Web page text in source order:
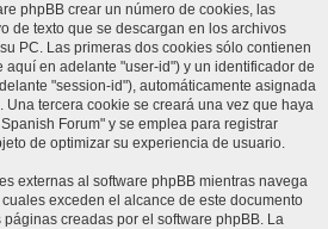
phpBB crear un número de cookies, las
de texto que se descargan en los archivos
PC. Las primeras dos cookies sólo contienen
en adelante "user-id") y un identificador de
"session-id"), automáticamente asignada
Una tercera cookie se creará una vez que haya
Forum" y se emplea para registrar
de optimizar su experiencia de usuario.
externas al software phpBB mientras navega
exceden el alcance de este documento
creadas por el software phpBB. La